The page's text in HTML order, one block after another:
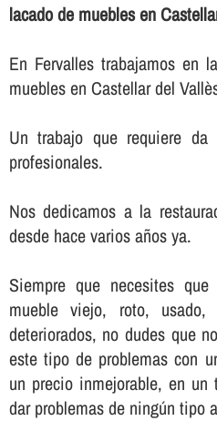
lacado de muebles en
En Fervalles trabajamos en
muebles en Castellar del
Un trabajo que requiere
profesionales.
Nos dedicamos a la
desde hace varios años ya.
Siempre que necesites
mueble viejo, roto,
deteriorados, no dudes que
este tipo de problemas con
un precio inmejorable, en
dar problemas de ningún tipo